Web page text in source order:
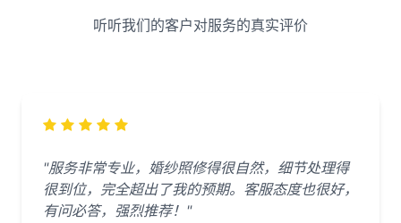
听听我们的客户对服务的真实评价
"服务非常专业，婚纱照修得很自然，细节处理得
很到位，完全超出了我的预期。客服态度也很好，
有问必答，强烈推荐！"